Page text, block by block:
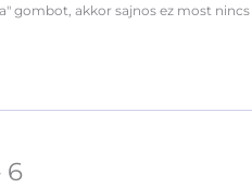
gombot, akkor sajnos ez most nincs
6